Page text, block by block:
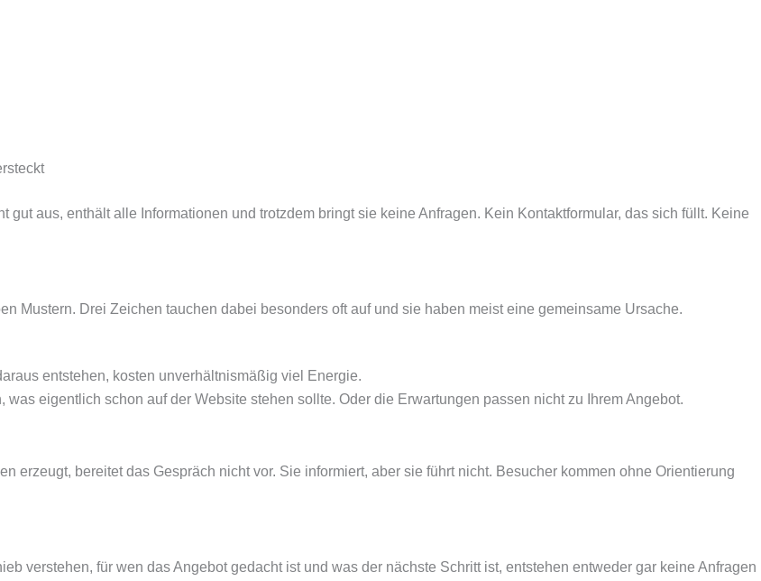
aus, enthält alle Informationen und trotzdem bringt sie keine Anfragen. Kein Kontaktformular, das sich füllt. Keine
Mustern. Drei Zeichen tauchen dabei besonders oft auf und sie haben meist eine gemeinsame Ursache.
entstehen, kosten unverhältnismäßig viel Energie.
eigentlich schon auf der Website stehen sollte. Oder die Erwartungen passen nicht zu Ihrem Angebot.
erzeugt, bereitet das Gespräch nicht vor. Sie informiert, aber sie führt nicht. Besucher kommen ohne Orientierung
verstehen, für wen das Angebot gedacht ist und was der nächste Schritt ist, entstehen entweder gar keine Anfragen